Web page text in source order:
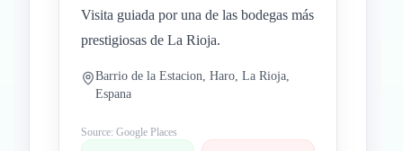
Visita guiada por una de las bodegas más
prestigiosas de La Rioja.
Barrio de la Estacion, Haro, La Rioja,
Espana
Source: Google Places